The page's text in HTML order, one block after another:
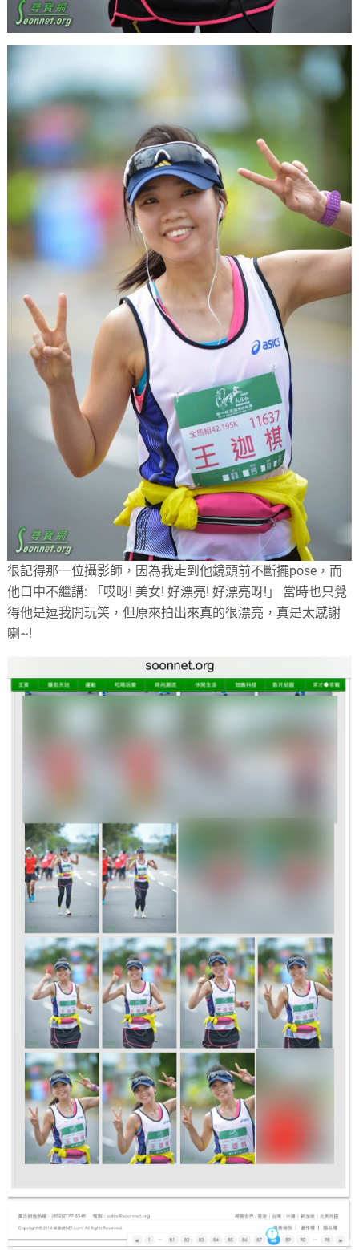
很記得那一位攝影師，因為我走到他鏡頭前不斷擺pose，而
他口中不繼講: 「哎呀! 美女! 好漂亮! 好漂亮呀!」 當時也只覺
得他是逗我開玩笑，但原來拍出來真的很漂亮，真是太感謝
喇~!